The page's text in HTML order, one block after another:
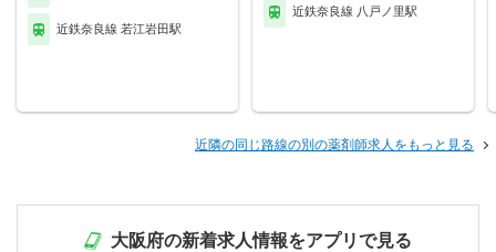
近鉄奈良線 若江岩田駅
近鉄奈良線 八戸ノ里駅
近隣の同じ路線の別の薬剤師求人をもっと見る
大阪府の新着求人情報をアプリで見る